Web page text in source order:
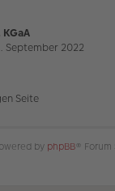
September 2022
Seite
by phpBB®